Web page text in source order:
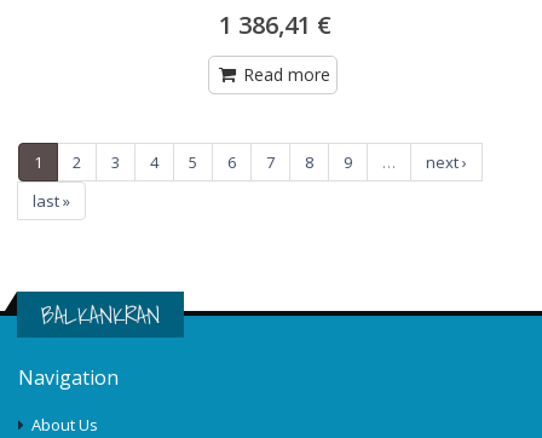
1 386,41 €
Read more
1 2 3 4 5 6 7 8 9 …
next ›
last »
BALKANKRAN
Navigation
About Us